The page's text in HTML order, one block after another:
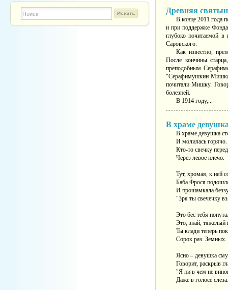
Форма поиска
TESTINS Древняя
В конце 2011 года
и при поддержке Фонда
глубоко почитаемой
Саровского.
Как известно,
После кончины
преподобным
"Серафимушкин
почитали Мишку.
болезней.
В 1914 году,...
В храме
В храме девушка
И молилась горячо.
Кто-то свечку
Через левое плечо.
Тут, хромая, к ней
Баба Фрося
И прошамкала
"Зря ты свечечку
Это бес тебя
Это, знай, тяжелый
Ты клади теперь
Сорок раз.
Ясно – девушка
Говорит, раскрыв
"Я ни в чем не
Даже в голосе слеза.